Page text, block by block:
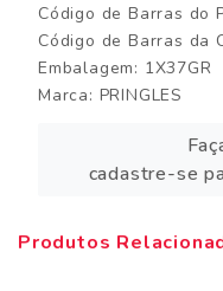
Código de Barras do
Código de Barras da
Embalagem: 1X37GR
Marca: PRINGLES
cadastre-se
Produtos